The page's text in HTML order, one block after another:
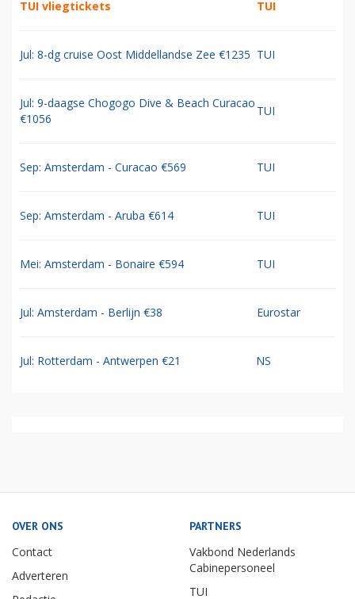
TUI vliegtickets TUI
Jul: 8-dg cruise Oost Middellandse Zee €1235 TUI
Jul: 9-daagse Chogogo Dive & Beach Curacao
€1056
TUI
Sep: Amsterdam - Curacao €569 TUI
Sep: Amsterdam - Aruba €614 TUI
Mei: Amsterdam - Bonaire €594 TUI
Jul: Amsterdam - Berlijn €38 Eurostar
Jul: Rotterdam - Antwerpen €21 NS
OVER ONS
Contact
Adverteren
PARTNERS
Vakbond Nederlands
Cabinepersoneel
TUI